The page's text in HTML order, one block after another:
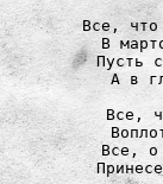
Все, что
В
Пусть
А в
Все,
Все, о